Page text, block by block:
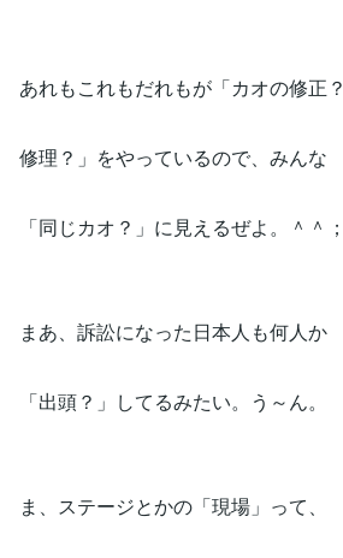
あれもこれもだれもが「カオの修正？
修理？」をやっているので、みんな
「同じカオ？」に見えるぜよ。＾＾；
まあ、訴訟になった日本人も何人か
「出頭？」してるみたい。う～ん。
ま、ステージとかの「現場」って、